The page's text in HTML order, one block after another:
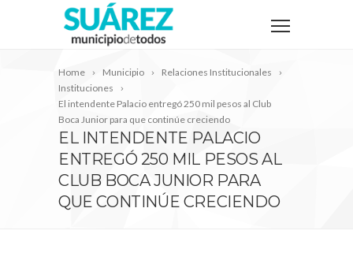
Home Municipio
Relaciones Institucionales
Instituciones
El intendente Palacio entregó 250 mil pesos al Club
Boca Junior para que continúe creciendo
EL INTENDENTE PALACIO
ENTREGÓ 250 MIL PESOS AL
CLUB BOCA JUNIOR PARA
QUE CONTINÚE CRECIENDO